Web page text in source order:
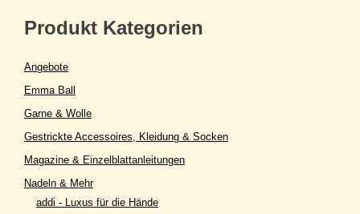
Produkt Kategorien
Angebote
Emma Ball
Garne & Wolle
Gestrickte Accessoires, Kleidung & Socken
Magazine & Einzelblattanleitungen
Nadeln & Mehr
addi - Luxus für die Hände